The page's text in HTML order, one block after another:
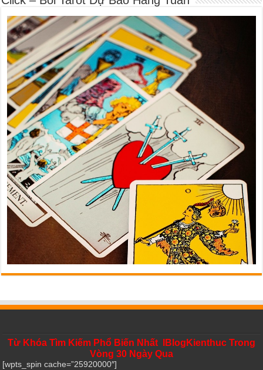
Từ Khóa Tìm Kiếm Phổ Biến Nhất IBlogKienthuc Trong
Vòng 30 Ngày Qua
[wpts_spin cache=”25920000″]